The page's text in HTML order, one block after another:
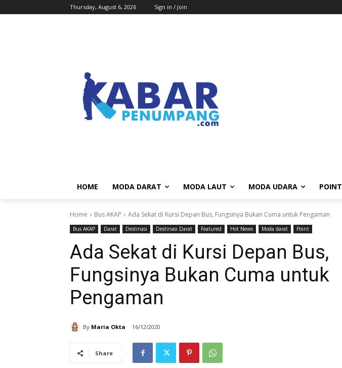
Thursday, August 6, 2026 Sign in / Join
HOME MODA DARAT MODA LAUT MODA UDARA POINT
Home Bus AKAP Ada Sekat di Kursi Depan Bus, Fungsinya Bukan Cuma untuk Pengaman
Bus AKAP Darat Destinasi Destinasi Darat Featured Hot News Moda darat Point
Ada Sekat di Kursi Depan Bus,
Fungsinya Bukan Cuma untuk
Pengaman
By Maria Okta 16/12/2020
Share